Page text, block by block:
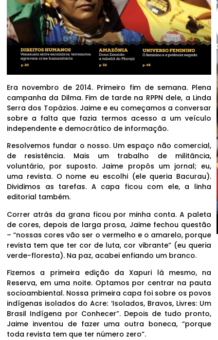
Era novembro de 2014. Primeiro fim de semana. Plena
campanha da Dilma. Fim de tarde na RPPN dele, a Linda
Serra dos Topázios. Jaime e eu começamos a conversar
sobre a falta que fazia termos acesso a um veículo
independente e democrático de informação.
Resolvemos fundar o nosso. Um espaço não comercial,
de resistência. Mais um trabalho de militância,
voluntário, por suposto. Jaime propôs um jornal; eu,
uma revista. O nome eu escolhi (ele queria Bacurau).
Dividimos as tarefas. A capa ficou com ele, a linha
editorial também.
Correr atrás da grana ficou por minha conta. A paleta
de cores, depois de larga prosa, Jaime fechou questão
– “nossas cores vão ser o vermelho e o amarelo, porque
revista tem que ter cor de luta, cor vibrante” (eu queria
verde-floresta). Na paz, acabei enfiando um branco.
Fizemos a primeira edição da Xapuri lá mesmo, na
Reserva, em uma noite. Optamos por centrar na pauta
socioambiental. Nossa primeira capa foi sobre os povos
indígenas isolados do Acre: ‘Isolados, Bravos, Livres: Um
Brasil Indígena por Conhecer”. Depois de tudo pronto,
Jaime inventou de fazer uma outra boneca, “porque
toda revista tem que ter número zero”.